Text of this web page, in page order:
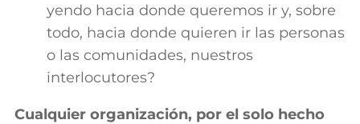
yendo hacia donde queremos ir y, sobre
todo, hacia donde quieren ir las personas
o las comunidades, nuestros
interlocutores?
Cualquier organización, por el solo hecho